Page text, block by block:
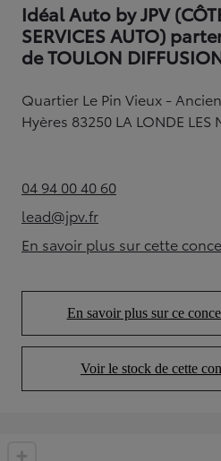
Idéal Auto by JPV
SERVICES AUTO)
de TOULON
Quartier Le Pin Vieux -
Hyères 83250 LA LONDE LES
04 94 00 40 60(Opens in new tab)
lead@jpv.fr(Opens in new tab)
En savoir plus sur cette
(Opens in
En savoir plus sur ce
(Opens
Voir le stock de cette
(Opens